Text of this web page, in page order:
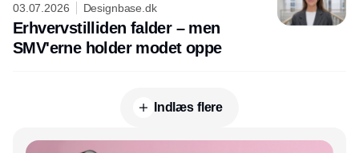
03.07.2026 Designbase.dk
Erhvervstilliden falder – men
SMV'erne holder modet oppe
Indlæs flere
Annonce